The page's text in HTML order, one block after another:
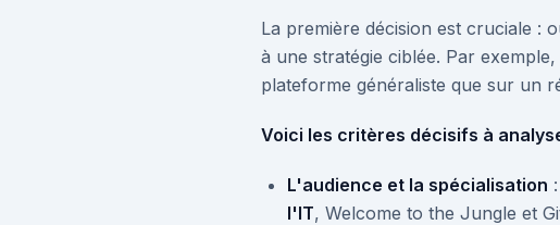
La première décision est cruciale :
à une stratégie ciblée. Par
plateforme généraliste que sur un
Voici les critères décisifs à
L'audience et la spécialisation
l'IT, Welcome to the Jungle et